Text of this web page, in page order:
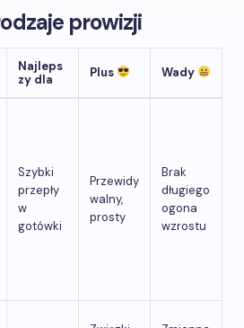
prowizji
Najleps
zy dla
Plus Wady
Szybki
przepły
w
gotówki
Przewidy
walny,
prosty
Brak
długiego
ogona
wzrostu